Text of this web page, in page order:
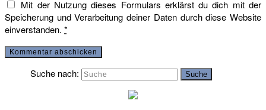
Mit der Nutzung dieses Formulars erklärst du dich mit der
Speicherung und Verarbeitung deiner Daten durch diese Website
einverstanden. *
Suche nach: Suche